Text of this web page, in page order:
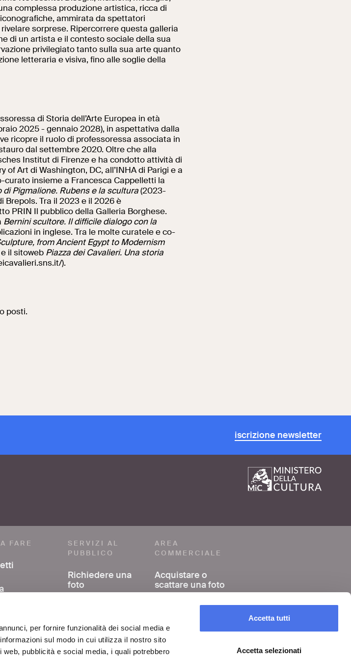
per fornire funzionalità dei social media e
sul modo in cui utilizza il nostro sito
pubblicità e social media, i quali potrebbero
Accetta tutti
Accetta selezionati
di Roma
complessa produzione artistica, ricca di
ammirata da spettatori
sorprese. Ripercorrere questa galleria
di un artista e il contesto sociale della sua
privilegiato tanto sulla sua arte quanto
letteraria e visiva, fino alle soglie della
di Storia dell’Arte Europea in età
2025 - gennaio 2028), in aspettativa dalla
ricopre il ruolo di professoressa associata in
dal settembre 2020. Oltre che alla
Institut di Firenze e ha condotto attività di
of Art di Washington, DC, all’INHA di Parigi e a
curato insieme a Francesca Cappelletti la
di Pigmalione. Rubens e la scultura(2023-
Brepols. Tra il 2023 e il 2026 è
PRIN Il pubblico della Galleria Borghese.
Bernini scultore. Il difficile dialogo con la
in inglese. Tra le molte curatele e co-
from Ancient Egypt to Modernism
il sitoweb Piazza dei Cavalieri. Una storia
).
posti.
iscrizione newsletter
FARE
di Roma
SERVIZI AL
PUBBLICO
Richiedere una
foto
bibliografica
FAQ
AREA
COMMERCIALE
Acquistare o
scattare una foto
Girare un film o un
Organizzare un
evento